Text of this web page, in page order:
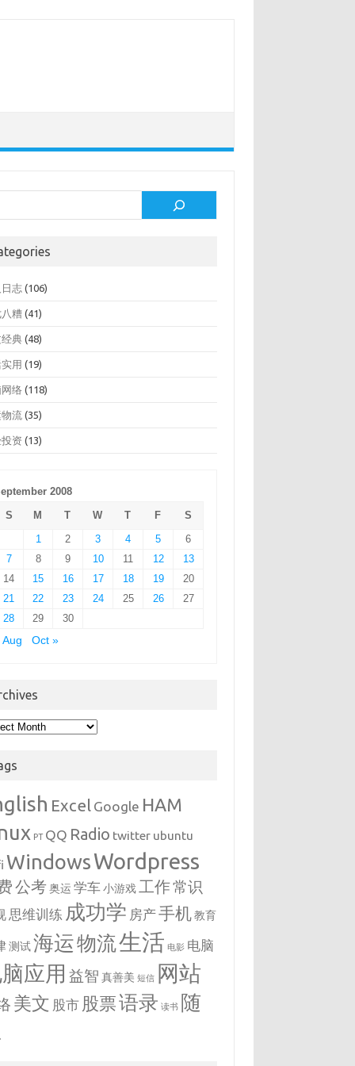
志 (106)
糟 (41)
典 (48)
用 (19)
络 (118)
流 (35)
资 (13)
2008
S
M T W T F
S
1
2 3 4 5
6
7
8 9 10 11 12
13
14
15 16 17 18 19
20
21
22 23 24 25 26
27
28
29
30
Aug
Oct »
Excel Google HAM
PT QQ Radio twitter ubuntu
WindowsWordpress
公考 奥运 学车 小游戏 工作常识
思维训练 成功学 房产手机 教育
测试 海运物流生活 电影 电脑
应用 益智 真善美 短信 网站
美文 股市 股票语录 读书 随